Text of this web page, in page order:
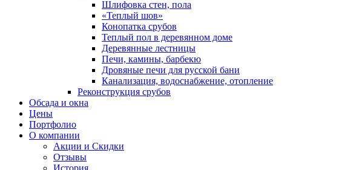
Шлифовка стен, пола
«Теплый шов»
Конопатка срубов
Теплый пол в деревянном доме
Деревянные лестницы
Печи, камины, барбекю
Дровяные печи для русской бани
Канализация, водоснабжение, отопление
Реконструкция срубов
Обсада и окна
Цены
Портфолио
О компании
Акции и Скидки
Отзывы
История